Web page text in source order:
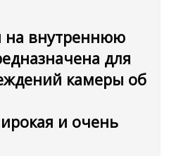
на внутреннюю
для
камеры об
и очень